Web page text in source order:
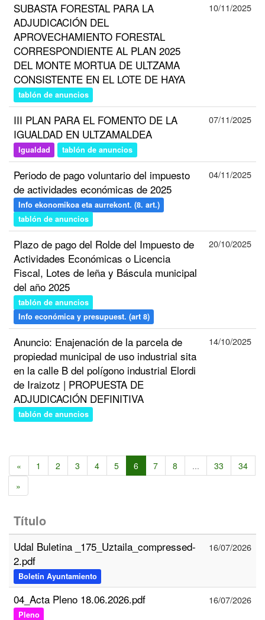
SUBASTA FORESTAL PARA LA
ADJUDICACIÓN DEL
APROVECHAMIENTO FORESTAL
CORRESPONDIENTE AL PLAN 2025
DEL MONTE MORTUA DE ULTZAMA
CONSISTENTE EN EL LOTE DE HAYA
tablón de anuncios
10/11/2025
III PLAN PARA EL FOMENTO DE LA
IGUALDAD EN ULTZAMALDEA
Igualdad tablón de anuncios
07/11/2025
Periodo de pago voluntario del impuesto
de actividades económicas de 2025
Info ekonomikoa eta aurrekont. (8. art.)
tablón de anuncios
04/11/2025
Plazo de pago del Rolde del Impuesto de
Actividades Económicas o Licencia
Fiscal, Lotes de leña y Báscula municipal
del año 2025
tablón de anuncios
Info económica y presupuest. (art 8)
20/10/2025
Anuncio: Enajenación de la parcela de
propiedad municipal de uso industrial sita
en la calle B del polígono industrial Elordi
de Iraizotz | PROPUESTA DE
ADJUDICACIÓN DEFINITIVA
tablón de anuncios
14/10/2025
« 1 2 3 4 5 6 7 8 ... 33
34
»
Título
Udal Buletina _175_Uztaila_compressed-
2.pdf
Boletín Ayuntamiento
16/07/2026
04_Acta Pleno 18.06.2026.pdf
Pleno
16/07/2026